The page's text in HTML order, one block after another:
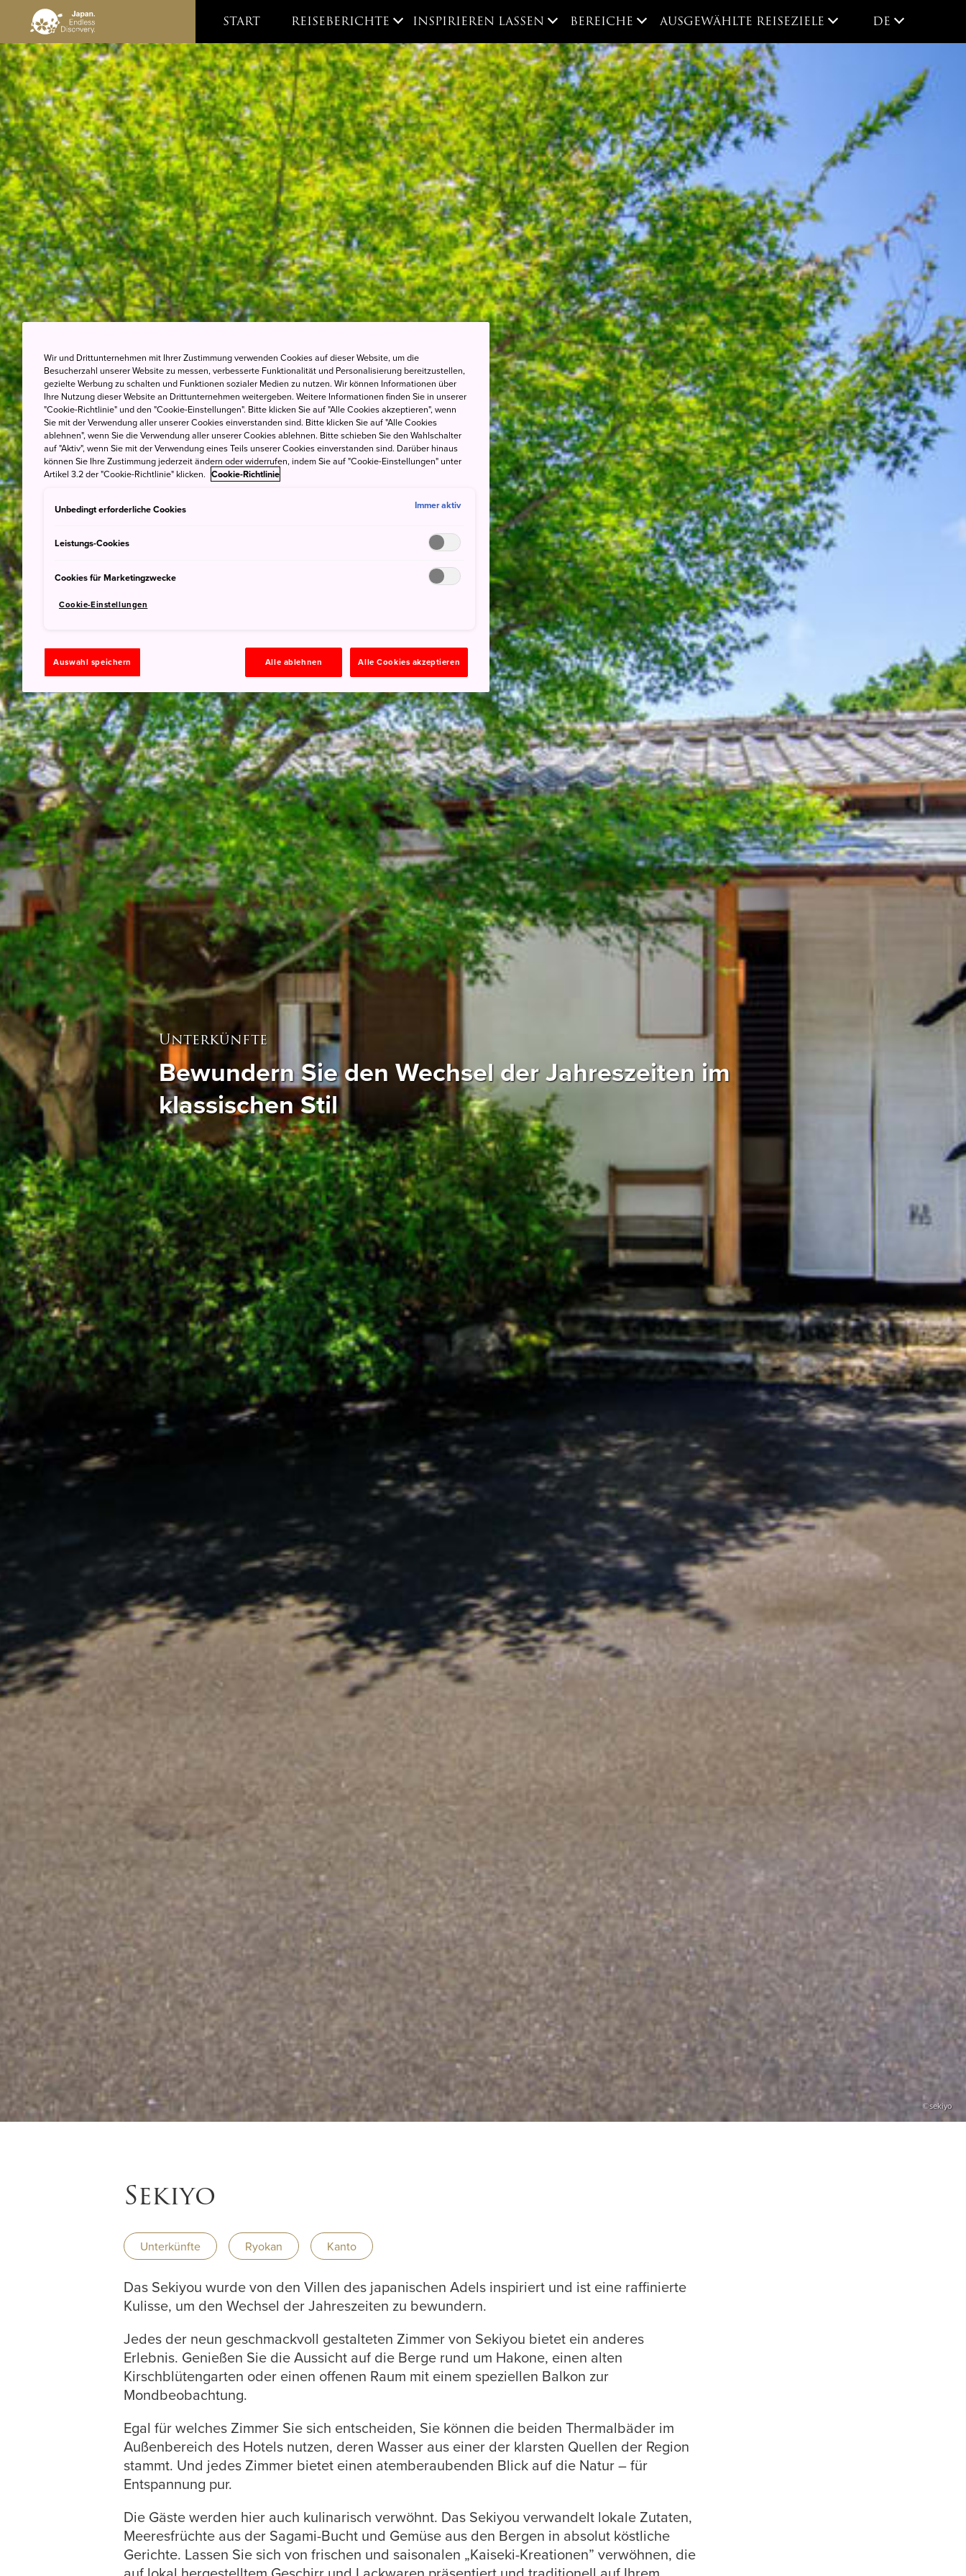
START REISEBERICHTE INSPIRIEREN LASSEN BEREICHE AUSGEWÄHLTE REISEZIELE DE
DE
Unterkünfte
Bewundern Sie den Wechsel der Jahreszeiten im
klassischen Stil
©sekiyo
Sekiyo
Unterkünfte Ryokan Kanto
Das Sekiyou wurde von den Villen des japanischen Adels inspiriert und ist eine raffinierte
Kulisse, um den Wechsel der Jahreszeiten zu bewundern.
Jedes der neun geschmackvoll gestalteten Zimmer von Sekiyou bietet ein anderes
Erlebnis. Genießen Sie die Aussicht auf die Berge rund um Hakone, einen alten
Kirschblütengarten oder einen offenen Raum mit einem speziellen Balkon zur
Mondbeobachtung.
Egal für welches Zimmer Sie sich entscheiden, Sie können die beiden Thermalbäder im
Außenbereich des Hotels nutzen, deren Wasser aus einer der klarsten Quellen der Region
stammt. Und jedes Zimmer bietet einen atemberaubenden Blick auf die Natur – für
Entspannung pur.
Die Gäste werden hier auch kulinarisch verwöhnt. Das Sekiyou verwandelt lokale Zutaten,
Meeresfrüchte aus der Sagami-Bucht und Gemüse aus den Bergen in absolut köstliche
Gerichte. Lassen Sie sich von frischen und saisonalen „Kaiseki-Kreationen” verwöhnen, die
Wir und Drittunternehmen mit Ihrer Zustimmung verwenden Cookies auf dieser Website, um die
Besucherzahl unserer Website zu messen, verbesserte Funktionalität und Personalisierung bereitzustellen,
gezielte Werbung zu schalten und Funktionen sozialer Medien zu nutzen. Wir können Informationen über
Ihre Nutzung dieser Website an Drittunternehmen weitergeben. Weitere Informationen finden Sie in unserer
"Cookie-Richtlinie" und den "Cookie-Einstellungen". Bitte klicken Sie auf "Alle Cookies akzeptieren", wenn
Sie mit der Verwendung aller unserer Cookies einverstanden sind. Bitte klicken Sie auf "Alle Cookies
ablehnen", wenn Sie die Verwendung aller unserer Cookies ablehnen. Bitte schieben Sie den Wahlschalter
auf "Aktiv", wenn Sie mit der Verwendung eines Teils unserer Cookies einverstanden sind. Darüber hinaus
können Sie Ihre Zustimmung jederzeit ändern oder widerrufen, indem Sie auf "Cookie-Einstellungen" unter
Artikel 3.2 der "Cookie-Richtlinie" klicken. Cookie-Richtlinie
Unbedingt erforderliche Cookies Immer aktiv
Leistungs-Cookies
Cookies für Marketingzwecke
Cookie-Einstellungen
Auswahl speichern Alle ablehnen Alle Cookies akzeptieren